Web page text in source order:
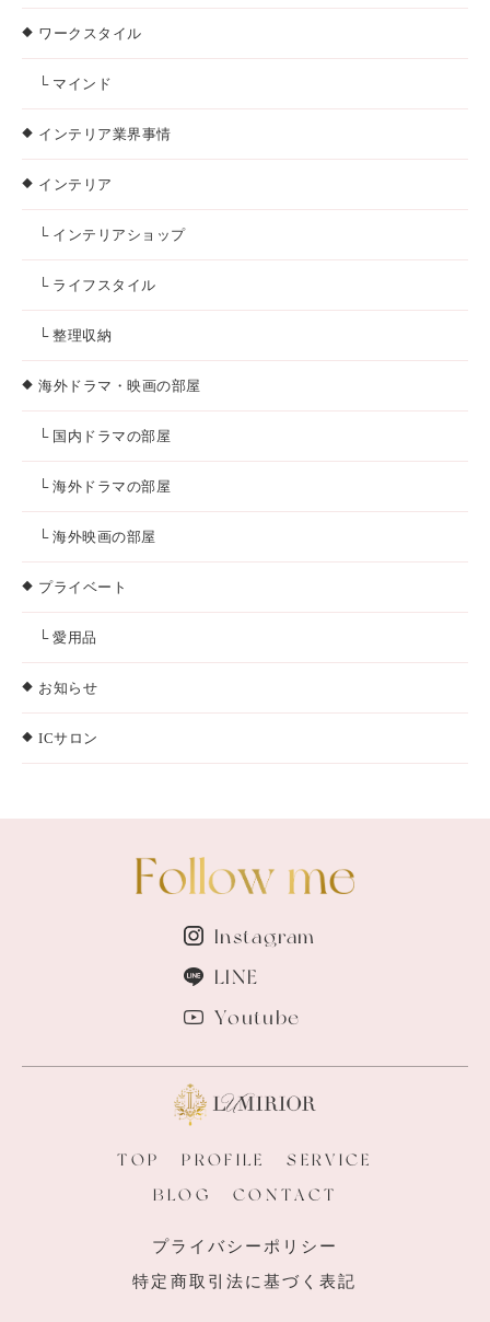
ワークスタイル
└ マインド
インテリア業界事情
インテリア
└ インテリアショップ
└ ライフスタイル
└ 整理収納
海外ドラマ・映画の部屋
└ 国内ドラマの部屋
└ 海外ドラマの部屋
└ 海外映画の部屋
プライベート
└ 愛用品
お知らせ
ICサロン
Instagram
LINE
Youtube
TOP PROFILE
SERVICE
BLOG
CONTACT
プライバシーポリシー
特定商取引法に基づく表記